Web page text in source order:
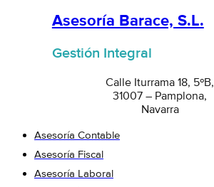
Asesoría Barace, S.L.
Gestión Integral
Calle Iturrama 18, 5ºB,
31007 – Pamplona,
Navarra
Asesoría Contable
Asesoría Fiscal
Asesoría Laboral